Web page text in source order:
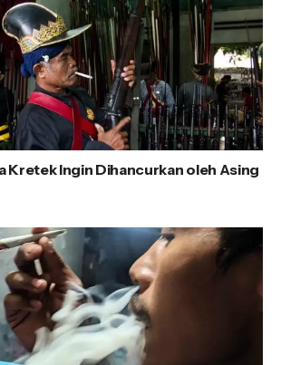
Kretek Ingin Dihancurkan oleh Asing